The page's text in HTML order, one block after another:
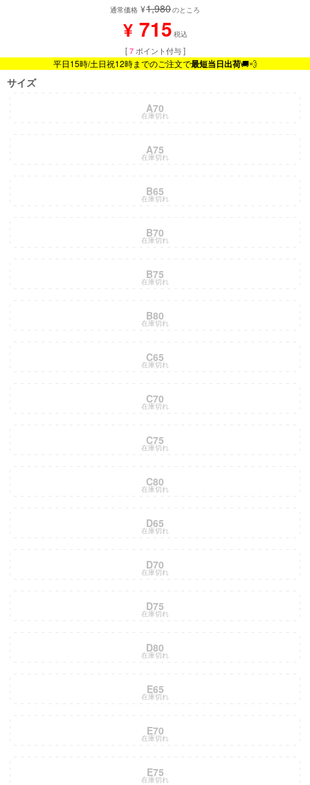
通常価格 ¥1,980のところ
¥ 715 税込
[ 7 ポイント付与 ]
平日15時/土日祝12時までのご注文で最短当日出荷🚚💨
サイズ
A70
在庫切れ
A75
在庫切れ
B65
在庫切れ
B70
在庫切れ
B75
在庫切れ
B80
在庫切れ
C65
在庫切れ
C70
在庫切れ
C75
在庫切れ
C80
在庫切れ
D65
在庫切れ
D70
在庫切れ
D75
在庫切れ
D80
在庫切れ
E65
在庫切れ
E70
在庫切れ
E75
在庫切れ